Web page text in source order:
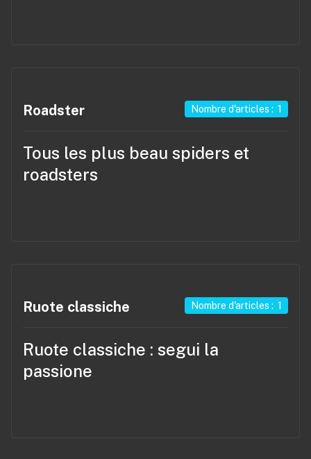
Roadster Nombre d'articles : 1
Tous les plus beau spiders et
roadsters
Ruote classiche Nombre d'articles : 1
Ruote classiche : segui la
passione